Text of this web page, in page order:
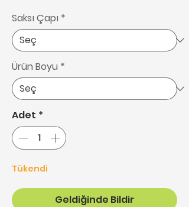
Saksı Çapı *
Ürün Boyu *
Adet *
Tükendi
Geldiğinde Bildir